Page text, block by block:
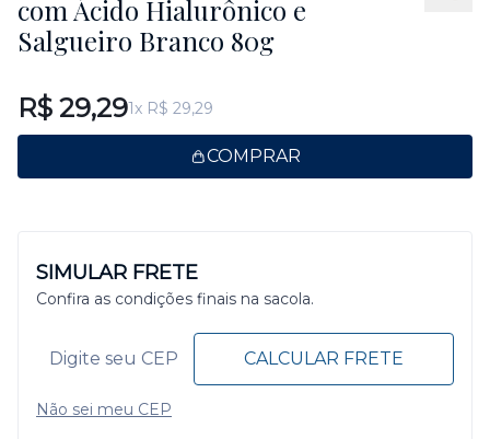
com Ácido Hialurônico e
Salgueiro Branco 80g
R$ 29,291x R$ 29,29
COMPRAR
SIMULAR FRETE
Confira as condições finais na sacola.
CALCULAR FRETE
Não sei meu CEP